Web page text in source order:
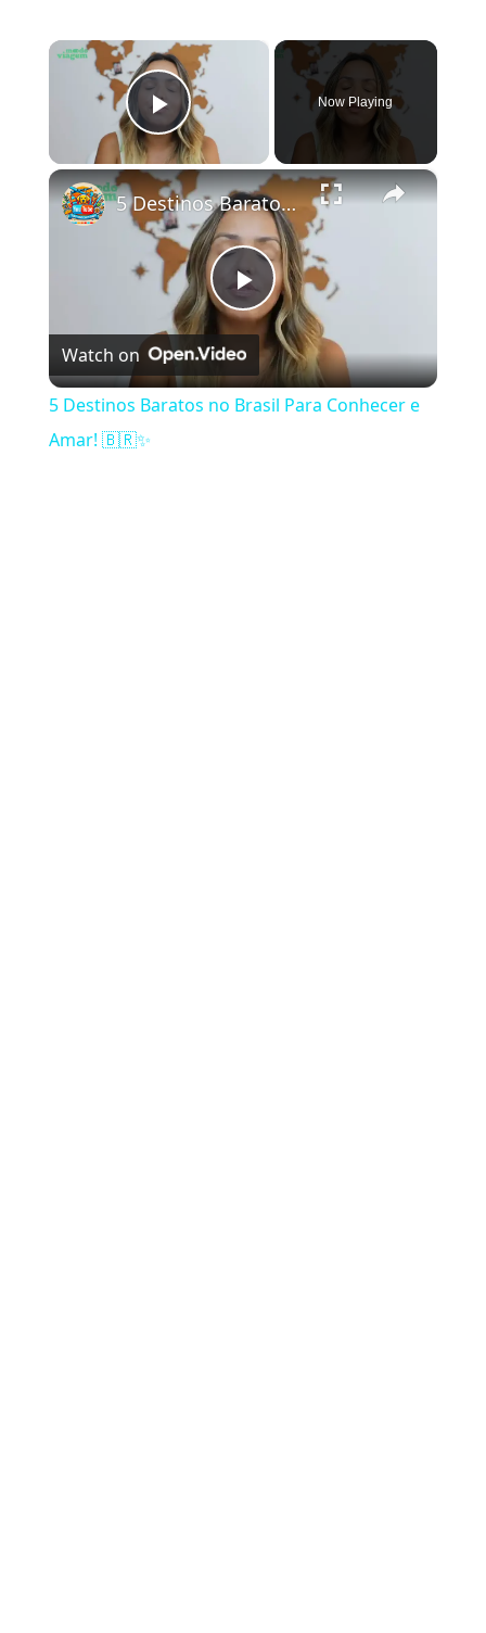
×
Play Video
Now Playing
×
Play Video
5 Destinos Baratos no Brasil Para Conhecer e Amar! 🇧🇷✨
Watch on
5 Destinos Baratos no Brasil Para Conhecer e
Amar! 🇧🇷✨